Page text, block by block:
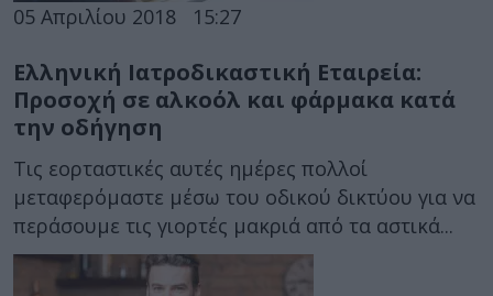
05 Απριλίου 2018 15:27
Ελληνική Ιατροδικαστική Εταιρεία:
Προσοχή σε αλκοόλ και φάρμακα κατά
την οδήγηση
Τις εορταστικές αυτές ημέρες πολλοί
μεταφερόμαστε μέσω του οδικού δικτύου για να
περάσουμε τις γιορτές μακριά από τα αστικά...